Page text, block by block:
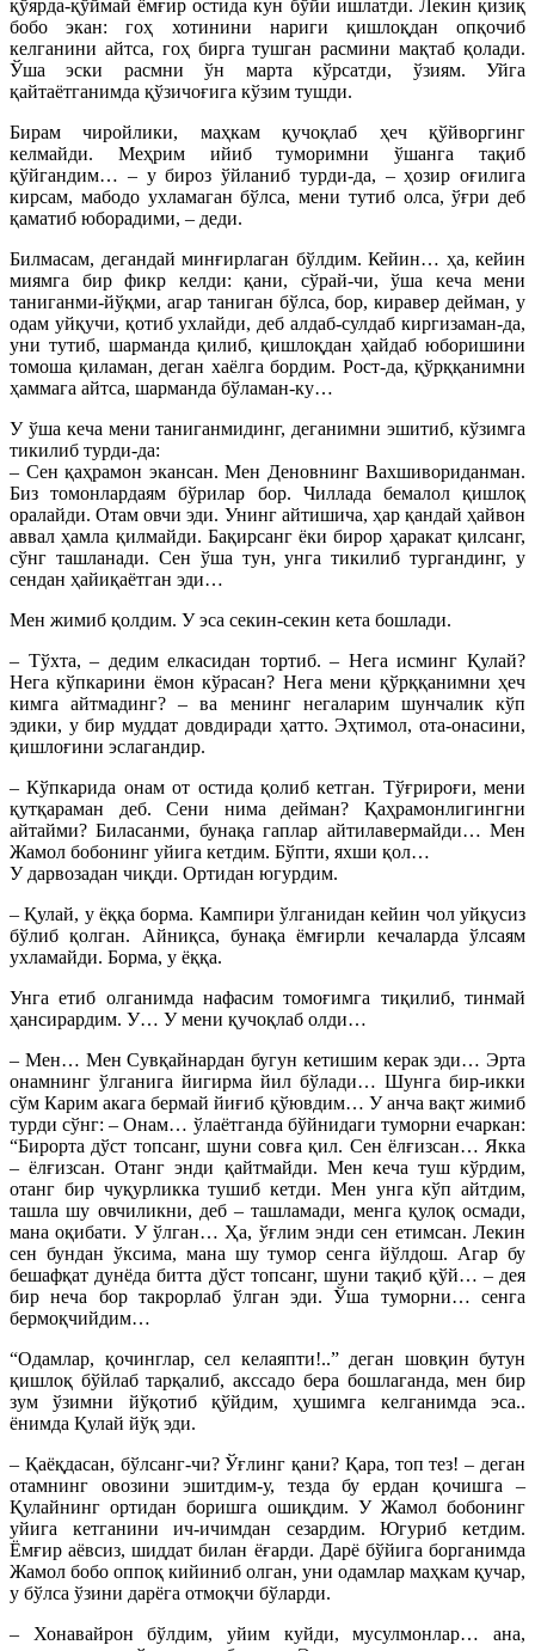
қўярда-қўймай ёмғир остида кун бўйи ишлатди. Лекин қизиқ
бобо экан: гоҳ хотинини нариги қишлоқдан опқочиб
келганини айтса, гоҳ бирга тушган расмини мақтаб қолади.
Ўша эски расмни ўн марта кўрсатди, ўзиям. Уйга
қайтаётганимда қўзичоғига кўзим тушди.
Бирам чиройлики, маҳкам қучоқлаб ҳеч қўйворгинг
келмайди. Меҳрим ийиб туморимни ўшанга тақиб
қўйгандим… – у бироз ўйланиб турди-да, – ҳозир оғилига
кирсам, мабодо ухламаган бўлса, мени тутиб олса, ўғри деб
қаматиб юборадими, – деди.
Билмасам, дегандай минғирлаган бўлдим. Кейин… ҳа, кейин
миямга бир фикр келди: қани, сўрай-чи, ўша кеча мени
таниганми-йўқми, агар таниган бўлса, бор, киравер дейман, у
одам уйқучи, қотиб ухлайди, деб алдаб-сулдаб киргизаман-да,
уни тутиб, шарманда қилиб, қишлоқдан ҳайдаб юборишини
томоша қиламан, деган хаёлга бордим. Рост-да, қўрққанимни
ҳаммага айтса, шарманда бўламан-ку…
У ўша кеча мени таниганмидинг, деганимни эшитиб, кўзимга
тикилиб турди-да:
– Сен қаҳрамон экансан. Мен Деновнинг Вахшивориданман.
Биз томонлардаям бўрилар бор. Чиллада бемалол қишлоқ
оралайди. Отам овчи эди. Унинг айтишича, ҳар қандай ҳайвон
аввал ҳамла қилмайди. Бақирсанг ёки бирор ҳаракат қилсанг,
сўнг ташланади. Сен ўша тун, унга тикилиб тургандинг, у
сендан ҳайиқаётган эди…
Мен жимиб қолдим. У эса секин-секин кета бошлади.
– Тўхта, – дедим елкасидан тортиб. – Нега исминг Қулай?
Нега кўпкарини ёмон кўрасан? Нега мени қўрққанимни ҳеч
кимга айтмадинг? – ва менинг негаларим шунчалик кўп
эдики, у бир муддат довдиради ҳатто. Эҳтимол, ота-онасини,
қишлоғини эслагандир.
– Кўпкарида онам от остида қолиб кетган. Тўғрироғи, мени
қутқараман деб. Сени нима дейман? Қаҳрамонлигингни
айтайми? Биласанми, бунақа гаплар айтилавермайди… Мен
Жамол бобонинг уйига кетдим. Бўпти, яхши қол…
У дарвозадан чиқди. Ортидан югурдим.
– Қулай, у ёққа борма. Кампири ўлганидан кейин чол уйқусиз
бўлиб қолган. Айниқса, бунақа ёмғирли кечаларда ўлсаям
ухламайди. Борма, у ёққа.
Унга етиб олганимда нафасим томоғимга тиқилиб, тинмай
ҳансирардим. У… У мени қучоқлаб олди…
– Мен… Мен Сувқайнардан бугун кетишим керак эди… Эрта
онамнинг ўлганига йигирма йил бўлади… Шунга бир-икки
сўм Карим акага бермай йиғиб қўювдим… У анча вақт жимиб
турди сўнг: – Онам… ўлаётганда бўйнидаги туморни ечаркан:
“Бирорта дўст топсанг, шуни совға қил. Сен ёлғизсан… Якка
– ёлғизсан. Отанг энди қайтмайди. Мен кеча туш кўрдим,
отанг бир чуқурликка тушиб кетди. Мен унга кўп айтдим,
ташла шу овчиликни, деб – ташламади, менга қулоқ осмади,
мана оқибати. У ўлган… Ҳа, ўғлим энди сен етимсан. Лекин
сен бундан ўксима, мана шу тумор сенга йўлдош. Агар бу
бешафқат дунёда битта дўст топсанг, шуни тақиб қўй… – дея
бир неча бор такрорлаб ўлган эди. Ўша туморни… сенга
бермоқчийдим…
“Одамлар, қочинглар, сел келаяпти!..” деган шовқин бутун
қишлоқ бўйлаб тарқалиб, акссадо бера бошлаганда, мен бир
зум ўзимни йўқотиб қўйдим, ҳушимга келганимда эса..
ёнимда Қулай йўқ эди.
– Қаёқдасан, бўлсанг-чи? Ўғлинг қани? Қара, топ тез! – деган
отамнинг овозини эшитдим-у, тезда бу ердан қочишга –
Қулайнинг ортидан боришга ошиқдим. У Жамол бобонинг
уйига кетганини ич-ичимдан сезардим. Югуриб кетдим.
Ёмғир аёвсиз, шиддат билан ёғарди. Дарё бўйига борганимда
Жамол бобо оппоқ кийиниб олган, уни одамлар маҳкам қучар,
у бўлса ўзини дарёга отмоқчи бўларди.
– Хонавайрон бўлдим, уйим куйди, мусулмонлар… ана,